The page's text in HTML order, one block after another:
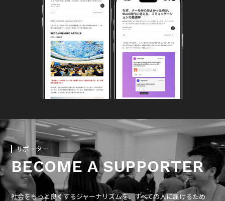
サポーター
BECOME A SUPPORTER
社会をもっと良くするジャーナリズムを、すべての人に届けるため